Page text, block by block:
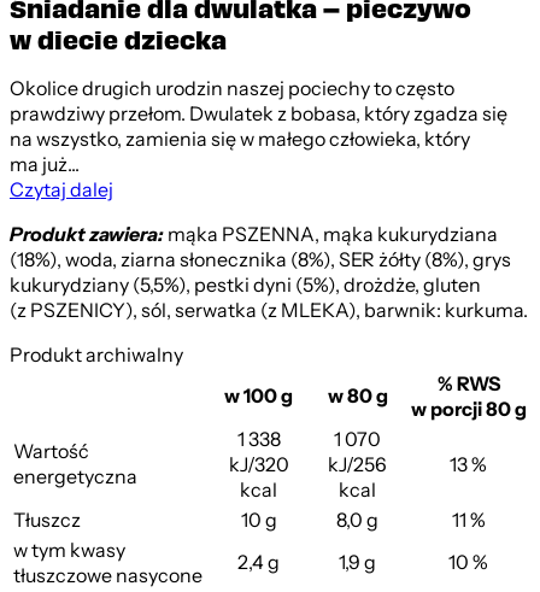
Śniadanie dla dwulatka – pieczywo
w diecie dziecka
Okolice drugich urodzin naszej pociechy to często
prawdziwy przełom. Dwulatek z bobasa, który zgadza się
na wszystko, zamienia się w małego człowieka, który
ma już...
Czytaj dalej
Produkt zawiera:mąka PSZENNA, mąka kukurydziana
(18%), woda, ziarna słonecznika (8%), SER żółty (8%), grys
kukurydziany (5,5%), pestki dyni (5%), drożdże, gluten
(z PSZENICY), sól, serwatka (z MLEKA), barwnik: kurkuma.
Produkt archiwalny
w 100 g
w 80 g
% RWS
w porcji 80 g
Wartość
energetyczna
1 338
kJ/320
kcal
1 070
kJ/256
kcal
13 %
Tłuszcz 10 g 8,0 g
11 %
w tym kwasy
tłuszczowe nasycone
2,4 g 1,9 g
10 %